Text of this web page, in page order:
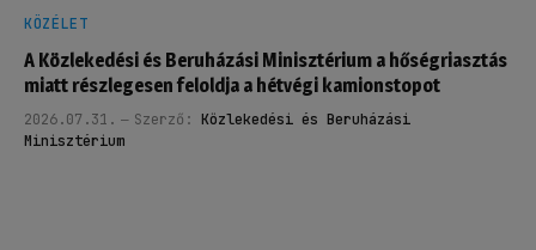
KÖZÉLET
A Közlekedési és Beruházási Minisztérium a hőségriasztás
miatt részlegesen feloldja a hétvégi kamionstopot
2026.07.31. Szerző: Közlekedési és Beruházási
Minisztérium